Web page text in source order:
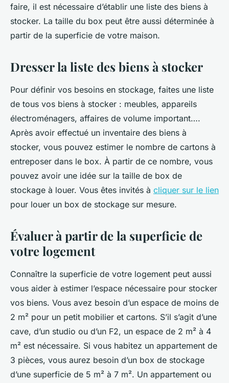
faire, il est nécessaire d’établir une liste des biens à
stocker. La taille du box peut être aussi déterminée à
partir de la superficie de votre maison.
Dresser la liste des biens à stocker
Pour définir vos besoins en stockage, faites une liste
de tous vos biens à stocker : meubles, appareils
électroménagers, affaires de volume important….
Après avoir effectué un inventaire des biens à
stocker, vous pouvez estimer le nombre de cartons à
entreposer dans le box. À partir de ce nombre, vous
pouvez avoir une idée sur la taille de box de
stockage à louer. Vous êtes invités à cliquer sur le lien
pour louer un box de stockage sur mesure.
Évaluer à partir de la superficie de
votre logement
Connaître la superficie de votre logement peut aussi
vous aider à estimer l’espace nécessaire pour stocker
vos biens. Vous avez besoin d’un espace de moins de
2 m² pour un petit mobilier et cartons. S’il s’agit d’une
cave, d’un studio ou d’un F2, un espace de 2 m² à 4
m² est nécessaire. Si vous habitez un appartement de
3 pièces, vous aurez besoin d’un box de stockage
d’une superficie de 5 m² à 7 m². Un appartement ou